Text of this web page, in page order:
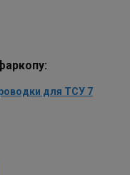
для ТСУ 7